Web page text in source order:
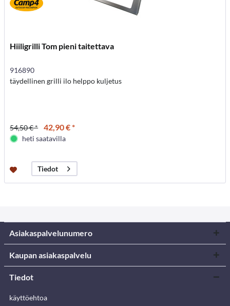
Hiiligrilli Tom pieni taitettava
916890
täydellinen grilli ilo helppo kuljetus
54,50 € * 42,90 € *
heti saatavilla
Tiedot
Asiakaspalvelunumero
Kaupan asiakaspalvelu
Tiedot
käyttöehtoa